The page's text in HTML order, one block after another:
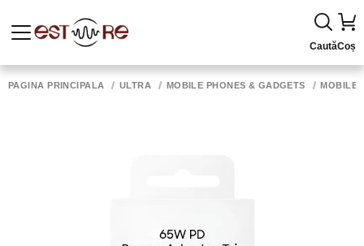
CautăCoș
PAGINA PRINCIPALĂ ULTRA MOBILE PHONES & GADGETS MOBILE